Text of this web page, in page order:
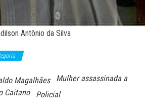
Antônio da Silva
Magalhães
Mulher assassinada a
Caitano
Policial